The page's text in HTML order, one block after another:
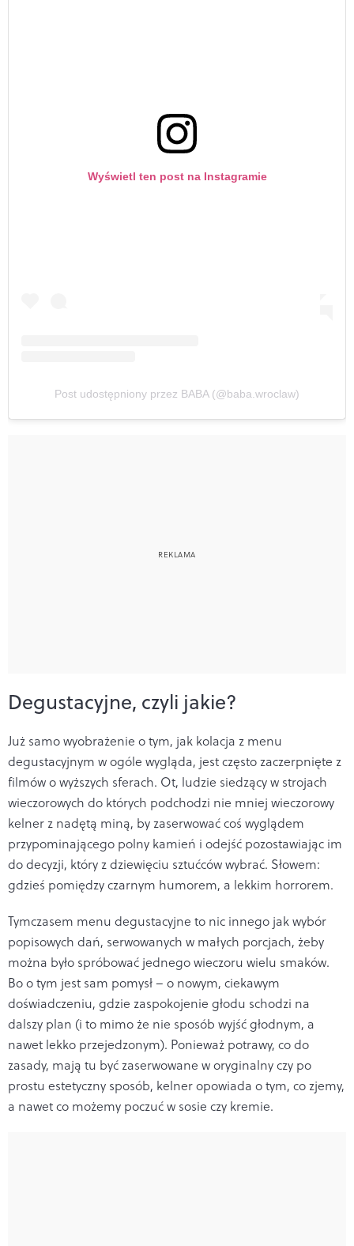
Wyświetl ten post na Instagramie
Post udostępniony przez BABA (@baba.wroclaw)
Degustacyjne, czyli jakie?
Już samo wyobrażenie o tym, jak kolacja z menu
degustacyjnym w ogóle wygląda, jest często zaczerpnięte z
filmów o wyższych sferach. Ot, ludzie siedzący w strojach
wieczorowych do których podchodzi nie mniej wieczorowy
kelner z nadętą miną, by zaserwować coś wyglądem
przypominającego polny kamień i odejść pozostawiając im
do decyzji, który z dziewięciu sztućców wybrać. Słowem:
gdzieś pomiędzy czarnym humorem, a lekkim horrorem.
Tymczasem menu degustacyjne to nic innego jak wybór
popisowych dań, serwowanych w małych porcjach, żeby
można było spróbować jednego wieczoru wielu smaków.
Bo o tym jest sam pomysł – o nowym, ciekawym
doświadczeniu, gdzie zaspokojenie głodu schodzi na
dalszy plan (i to mimo że nie sposób wyjść głodnym, a
nawet lekko przejedzonym). Ponieważ potrawy, co do
zasady, mają tu być zaserwowane w oryginalny czy po
prostu estetyczny sposób, kelner opowiada o tym, co zjemy,
a nawet co możemy poczuć w sosie czy kremie.